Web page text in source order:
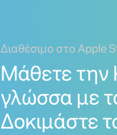
Διαθέσιμο στο Apple
Μάθετε την
γλώσσα με
Δοκιμάστε